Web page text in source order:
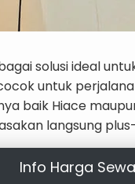
solusi ideal
untuk
baik Hiace
langsung
Info Harga